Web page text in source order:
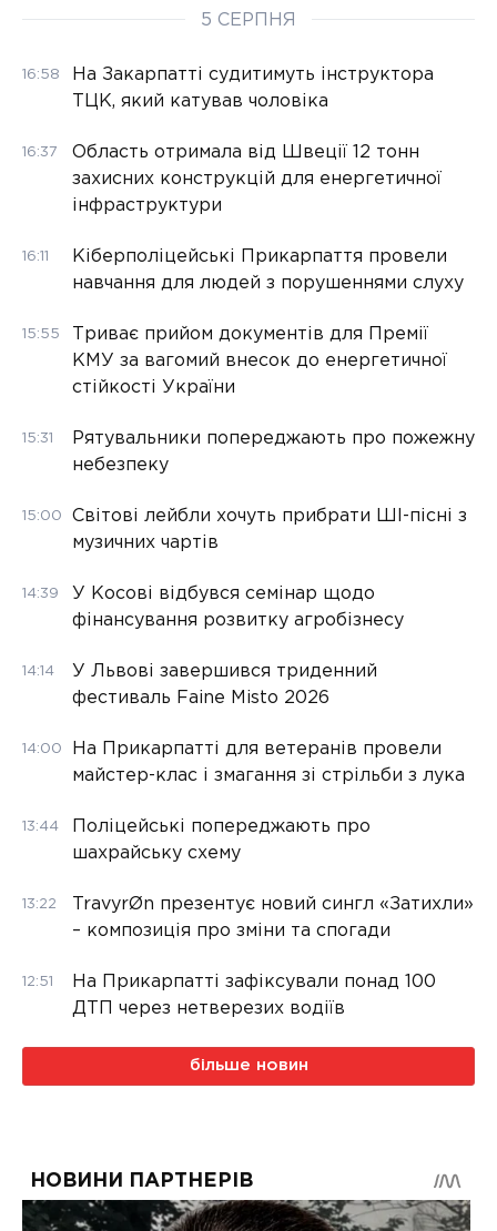
5 СЕРПНЯ
16:58
На Закарпатті судитимуть інструктора
ТЦК, який катував чоловіка
16:37
Область отримала від Швеції 12 тонн
захисних конструкцій для енергетичної
інфраструктури
16:11
Кіберполіцейські Прикарпаття провели
навчання для людей з порушеннями слуху
15:55
Триває прийом документів для Премії
КМУ за вагомий внесок до енергетичної
стійкості України
15:31
Рятувальники попереджають про пожежну
небезпеку
15:00
Світові лейбли хочуть прибрати ШІ-пісні з
музичних чартів
14:39
У Косові відбувся семінар щодо
фінансування розвитку агробізнесу
14:14
У Львові завершився триденний
фестиваль Faine Misto 2026
14:00
На Прикарпатті для ветеранів провели
майстер-клас і змагання зі стрільби з лука
13:44
Поліцейські попереджають про
шахрайську схему
13:22
TravyrØn презентує новий сингл «Затихли»
– композиція про зміни та спогади
12:51
На Прикарпатті зафіксували понад 100
ДТП через нетверезих водіїв
більше новин